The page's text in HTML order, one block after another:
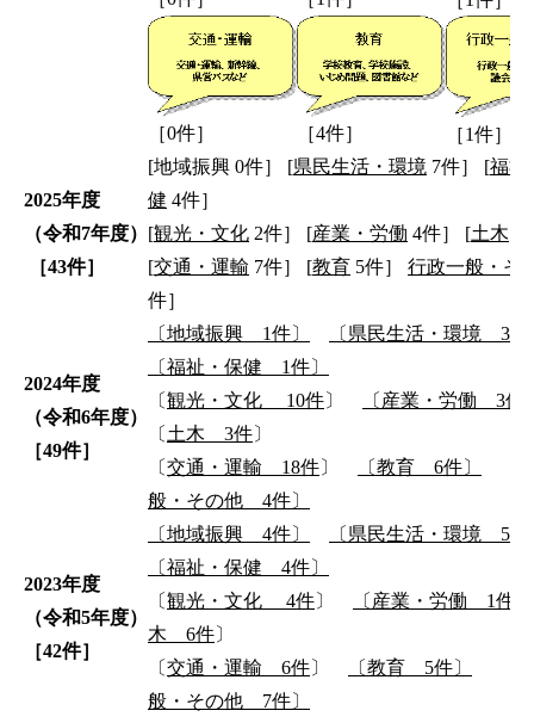
［0件］ ［4件］ ［1件］
2025年度
（令和7年度）
［43件］
[地域振興 0件］ [県民生活・環境 7件］ [福祉
健 4件］
[観光・文化 2件］ [産業・労働 4件］ [土木
[交通・運輸 7件］ [教育 5件］ 行政一般・そ
件］
2024年度
（令和6年度）
［49件］
〔地域振興 1件〕
〔県民生活・環境 3件
〔福祉・保健 1件〕
〔観光・文化 10件〕
〔産業・労働 3件
〔 土木 3件〕
〔交通・運輸 18件〕 〔教育 6件〕
般・その他 4件〕
2023年度
（令和5年度）
［42件］
〔地域振興 4件〕
〔県民生活・環境 5件
〔福祉・保健 4件〕
〔観光・文化 4件〕
〔産業・労働 1件〕
木 6件〕
〔交通・運輸 6件〕 〔教育 5件〕
般・その他 7件〕